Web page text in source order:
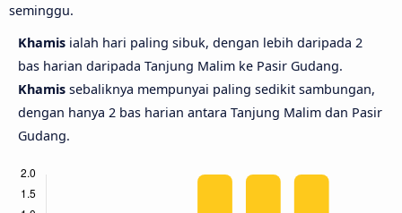
seminggu.
Khamis ialah hari paling sibuk, dengan lebih daripada 2
bas harian daripada Tanjung Malim ke Pasir Gudang.
Khamis sebaliknya mempunyai paling sedikit sambungan,
dengan hanya 2 bas harian antara Tanjung Malim dan Pasir
Gudang.